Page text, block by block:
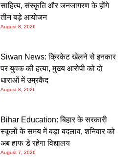
साहित्य, संस्कृति और जनजागरण के होंगे
तीन बड़े आयोजन
August 8, 2026
Siwan News: क्रिकेट खेलने से इनकार
पर युवक की हत्या, मुख्य आरोपी को दो
धाराओं में उम्रकैद
August 8, 2026
Bihar Education: बिहार के सरकारी
स्कूलों के समय में बड़ा बदलाव, शनिवार को
अब हाफ डे रहेगा विद्यालय
August 7, 2026